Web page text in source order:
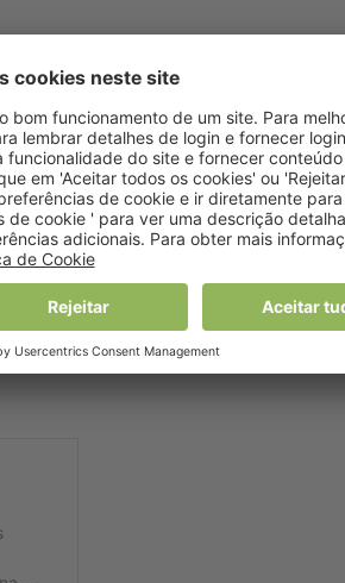
de haver situações em que a
homólogos, era esperada”,
2026, que a ministra reconheceu
serem recuperáveis no
ao “inverno rigoroso”, alegando que
complexos e demorados que